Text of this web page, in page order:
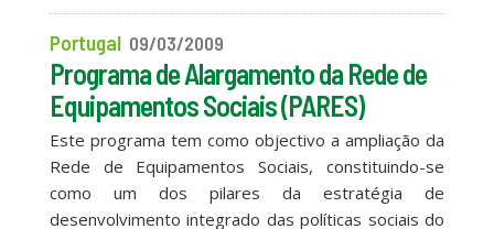
Portugal 09/03/2009
Programa de Alargamento da Rede de
Equipamentos Sociais (PARES)
Este programa tem como objectivo a ampliação da
Rede de Equipamentos Sociais, constituindo-se
como um dos pilares da estratégia de
desenvolvimento integrado das políticas sociais do